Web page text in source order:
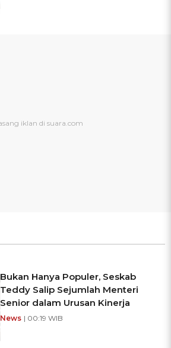
Bukan Hanya Populer, Seskab
Teddy Salip Sejumlah Menteri
Senior dalam Urusan Kinerja
News | 00:19 WIB